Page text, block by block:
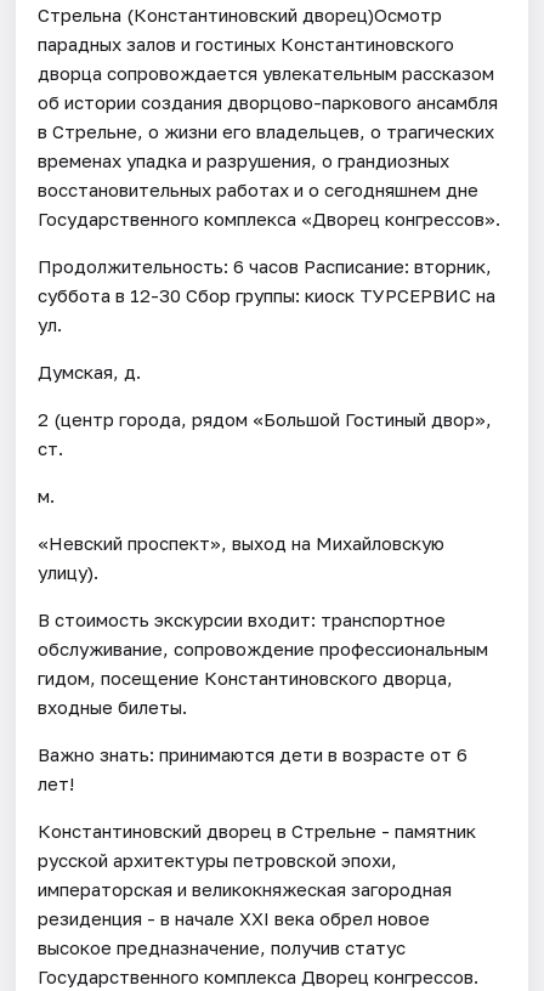
Стрельна (Константиновский дворец)Осмотр
парадных залов и гостиных Константиновского
дворца сопровождается увлекательным рассказом
об истории создания дворцово-паркового ансамбля
в Стрельне, о жизни его владельцев, о трагических
временах упадка и разрушения, о грандиозных
восстановительных работах и о сегодняшнем дне
Государственного комплекса «Дворец конгрессов».
Продолжительность: 6 часов Расписание: вторник,
суббота в 12-30 Сбор группы: киоск ТУРСЕРВИС на
ул.
Думская, д.
2 (центр города, рядом «Большой Гостиный двор»,
ст.
м.
«Невский проспект», выход на Михайловскую
улицу).
В стоимость экскурсии входит: транспортное
обслуживание, сопровождение профессиональным
гидом, посещение Константиновского дворца,
входные билеты.
Важно знать: принимаются дети в возрасте от 6
лет!
Константиновский дворец в Стрельне - памятник
русской архитектуры петровской эпохи,
императорская и великокняжеская загородная
резиденция - в начале XXI века обрел новое
высокое предназначение, получив статус
Государственного комплекса Дворец конгрессов.